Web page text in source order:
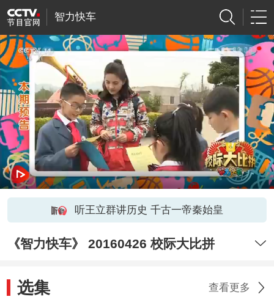
智力快车
听王立群讲历史 千古一帝秦始皇
《智力快车》 20160426 校际大比拼
选集 查看更多